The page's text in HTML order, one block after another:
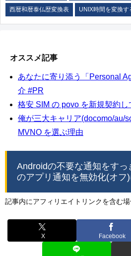
西暦和暦泰仏歴変換表 UNIX時間を変換す
オススメ記事
あなたに寄り添う「Personal
介 #PR
格安 SIM の povo を新規契約し
俺が三大キャリア(docomo/au/
MVNO を選ぶ理由
Androidの不要な通知をすっ
のアプリ通知を無効化(オフ
記事内にアフィリエイトリンクを含む
X Facebook